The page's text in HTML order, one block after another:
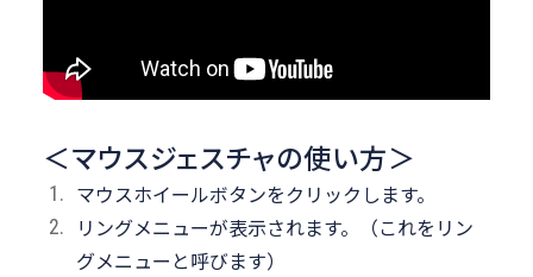
＜マウスジェスチャの使い方＞
マウスホイールボタンをクリックします。
リングメニューが表示されます。（これをリン
グメニューと呼びます）